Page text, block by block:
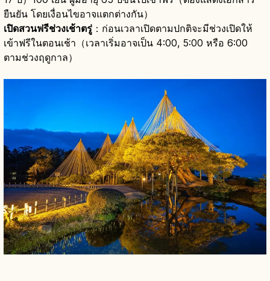
ยืนยัน โดยเงื่อนไขอาจแตกต่างกัน）
เปิดสวนฟรีช่วงเช้าตรู่ ：ก่อนเวลาเปิดตามปกติจะมีช่วงเปิดให้
เข้าฟรีในตอนเช้า（เวลาเริ่มอาจเป็น 4:00, 5:00 หรือ 6:00
ตามช่วงฤดูกาล）